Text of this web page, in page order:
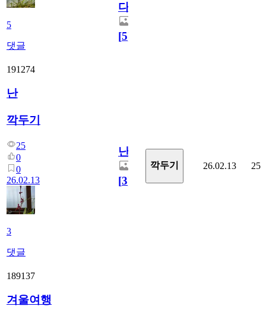
5
댓글
다.
[5]
191274
난
깍두기
25
0
0
26.02.13
3
댓글
난
[3]
깍두기 26.02.13 25
189137
겨울여행